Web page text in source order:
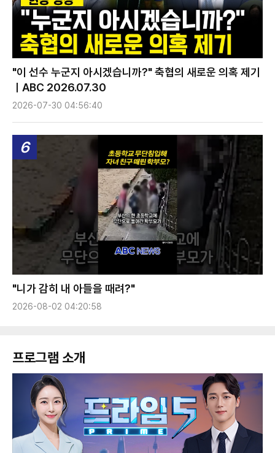
"이 선수 누군지 아시겠습니까?" 축협의 새로운 의혹 제기
ㅣABC 2026.07.30
2026-07-30 04:56:40
6
"니가 감히 내 아들을 때려?"
2026-08-02 04:20:58
프로그램 소개